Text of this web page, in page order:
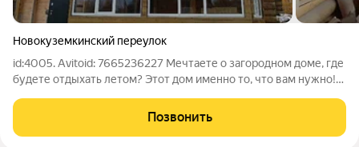
Новокуземкинский переулок
id:4005. Avitoid: 7665236227 Мечтаете о загородном доме, где
будете отдыхать летом? Этот дом именно то, что вам нужно!
рядом с рекой Сухона. Основные характеристики: - 2-этажный
дом площадью
Позвонить